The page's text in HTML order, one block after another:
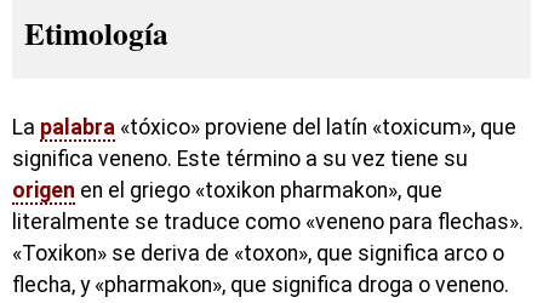
Etimología
La palabra «tóxico» proviene del latín «toxicum», que
significa veneno. Este término a su vez tiene su
origen en el griego «toxikon pharmakon», que
literalmente se traduce como «veneno para flechas».
«Toxikon» se deriva de «toxon», que significa arco o
flecha, y «pharmakon», que significa droga o veneno.